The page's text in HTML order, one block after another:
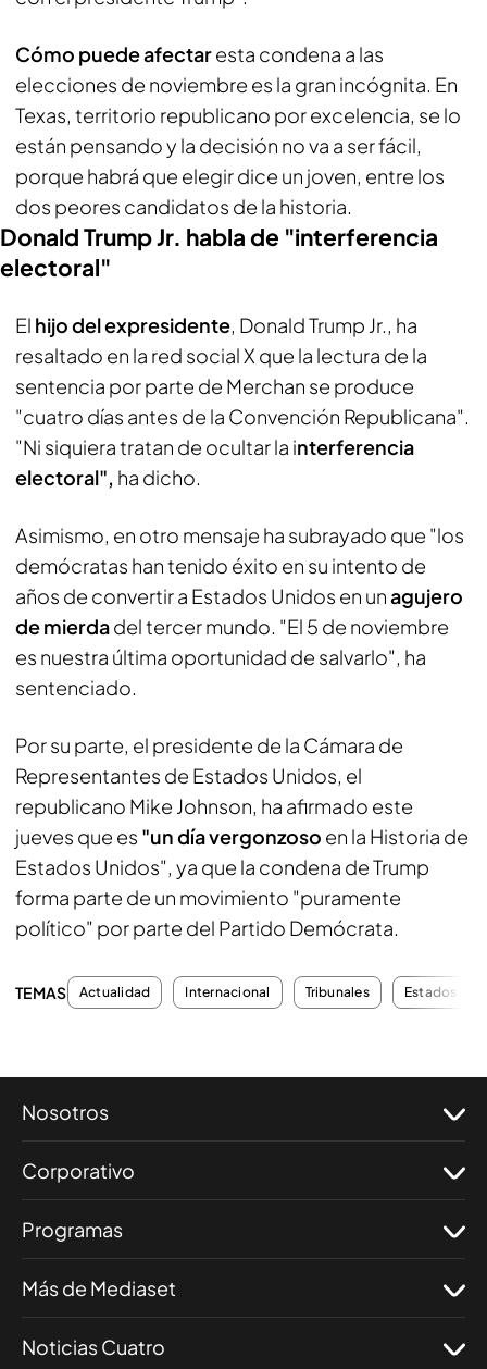
Cómo puede afectaresta condena a las
elecciones de noviembre es la gran incógnita. En
Texas, territorio republicano por excelencia, se lo
están pensando y la decisión no va a ser fácil,
porque habrá que elegir dice un joven, entre los
dos peores candidatos de la historia.
Donald Trump Jr. habla de "interferencia
electoral"
El hijo del expresidente, Donald Trump Jr., ha
resaltado en la red social X que la lectura de la
sentencia por parte de Merchan se produce
"cuatro días antes de la Convención Republicana".
"Ni siquiera tratan de ocultar la interferencia
electoral", ha dicho.
Asimismo, en otro mensaje ha subrayado que "los
demócratas han tenido éxito en su intento de
años de convertir a Estados Unidos en unagujero
de mierdadel tercer mundo. "El 5 de noviembre
es nuestra última oportunidad de salvarlo", ha
sentenciado.
Por su parte, el presidente de la Cámara de
Representantes de Estados Unidos, el
republicano Mike Johnson, ha afirmado este
jueves que es "un día vergonzoso en la Historia de
Estados Unidos", ya que la condena de Trump
forma parte de un movimiento "puramente
político" por parte del Partido Demócrata.
TEMAS Actualidad Internacional Tribunales Estados
Nosotros
Corporativo
Programas
Más de Mediaset
Noticias Cuatro